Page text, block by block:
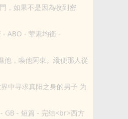
，如果不是因為收到密
洪水氾濫那是經常的事，
- ABO - 荤素均衡 -
女A男O<br>
他，喚他阿東。縱便那人從
的黎珏在床第間撫著他的
中寻求真阳之身的男子 为
GB - 短篇 - 完结<br>西方